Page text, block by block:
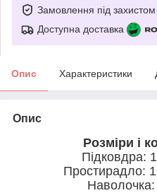
Замовлення під захистом
Доступна доставка
Опис Характеристики
Опис
Розміри і
Підковдра:
Простирадло: